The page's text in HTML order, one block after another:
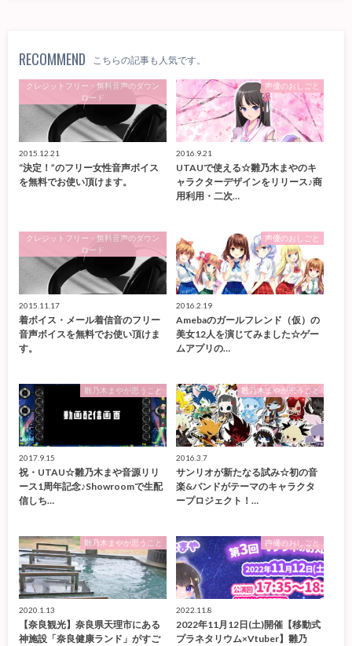
RECOMMEND こちらの記事も人気です。
クレジットフリー・無料音声のダウン
ロード
2015.12.21
“決定！”のフリー女性音声ボイス
を無料でお使い頂けます。
声優のおしごと
2016.9.21
UTAUで使える☆雛乃木まやのキ
ャラクターデザインをリリース♪商
用利用・二次…
クレジットフリー・無料音声のダウン
ロード
2015.11.17
着ボイス・メール着信音のフリー
音声ボイスを無料でお使い頂けま
す。
声優のおしごと
2016.2.19
Amebaのガールフレンド（仮）の
美女12人を演じてみました☆ゲー
ムアプリの…
雛乃木まやが思うこと
2017.9.15
祝・UTAU☆雛乃木まや音源リリ
ース1周年記念♪Showroomで生配
信しち…
雛乃木まやが思うこと
2016.3.7
サンリオが新たなる試み☆初の音
楽&バンドがテーマのキャラクタ
ープロジェクト！…
雛乃木まやが思うこと
2020.1.13
【奈良観光】奈良県天理市にある
神施設「奈良健康ランド」がすご
声優のおしごと
2022.11.8
2022年11月12日(土)開催【移動式
プラネタリウム×Vtuber】雛乃